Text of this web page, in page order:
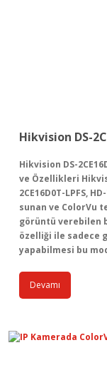
Hikvision DS-
ve Özellikleri
2CE16D0T-LPFS,
sunan ve ColorVu
görüntü verebilen
özelliği ile sadece
yapabilmesi bu
Devamı